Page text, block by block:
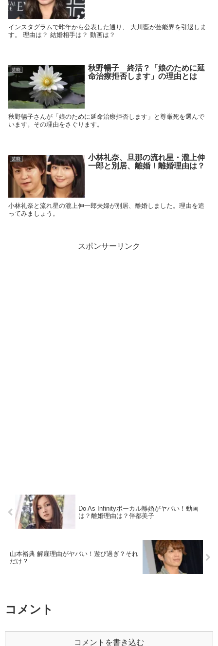
インスタグラムで昨年から公表した通り、 大川藍が芸能界を引退しま
す。 理由は？ 結婚相手は？ 動画は？
芸能
秋野暢子 終活？「娘のために延
命治療拒否します」の理由とは
秋野暢子さんが「娘のために延命治療拒否します」と尊厳死を選んで
います。その理由をさぐります。
芸能
小林礼奈、旦那の流れ星・瀧上伸
一郎と別居、離婚！離婚理由は？
小林礼奈と流れ星の瀧上伸一郎夫婦が別居、離婚しました。理由を追
ってみましょう。
スポンサーリンク
Do As Infinityボーカル離婚がヤバい！動画
は？離婚理由は？伴都美子
山本裕典 解雇理由がヤバい！遊び過ぎ？それ
だけ？
コメント
コメントを書き込む